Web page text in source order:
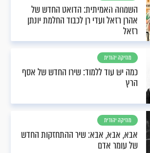
וחסידית
השמחה האמיתית: הדואט החדש של
אהרן רזאל ועדי רן לכבוד החלמת יונתן
רזאל
מוזיקה יהודית
וחסידית
כמה יש עוד ללמוד: שירו החדש של אסף
הרץ
מוזיקה יהודית
וחסידית
אבא, אבא, אבא: שיר ההתחזקות החדש
של עומר אדם